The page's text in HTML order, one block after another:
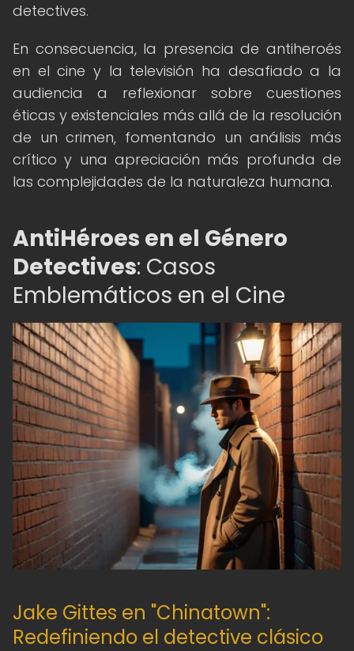
detectives.
En consecuencia, la presencia de antiheroés
en el cine y la televisión ha desafiado a la
audiencia a reflexionar sobre cuestiones
éticas y existenciales más allá de la resolución
de un crimen, fomentando un análisis más
crítico y una apreciación más profunda de
las complejidades de la naturaleza humana.
AntiHéroes en el Género
Detectives: Casos
Emblemáticos en el Cine
Jake Gittes en "Chinatown":
Redefiniendo el detective clásico